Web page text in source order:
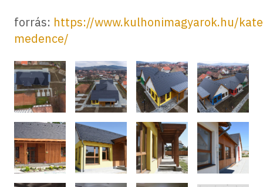
forrás: https://www.kulhonimagyarok.hu/
medence/